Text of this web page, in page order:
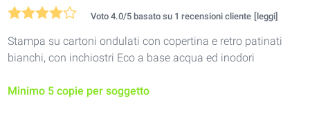
Voto 4.0/5 basato su 1 recensioni cliente [leggi]
Stampa su cartoni ondulati con copertina e retro patinati
bianchi, con inchiostri Eco a base acqua ed inodori
Minimo 5 copie per soggetto